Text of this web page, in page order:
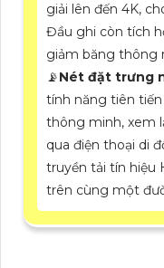
giải lên đến 4K,
Đầu ghi còn tích
giảm băng thông
📡Nét đặt trưng
tính năng tiên
thông minh, xem
qua điện thoại di
truyền tải tín hiệu
trên cùng một